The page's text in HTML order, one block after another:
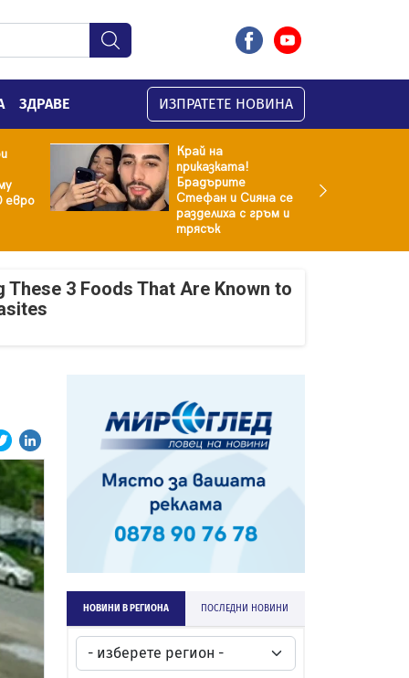
ЗДРАВЕ ИЗПРАТЕТЕ НОВИНА
евро
Край на
приказката!
Брадърите
Стефан и Сияна се
разделиха с гръм и
трясък
These 3 Foods That Are Known to
НОВИНИ В РЕГИОНА ПОСЛЕДНИ НОВИНИ